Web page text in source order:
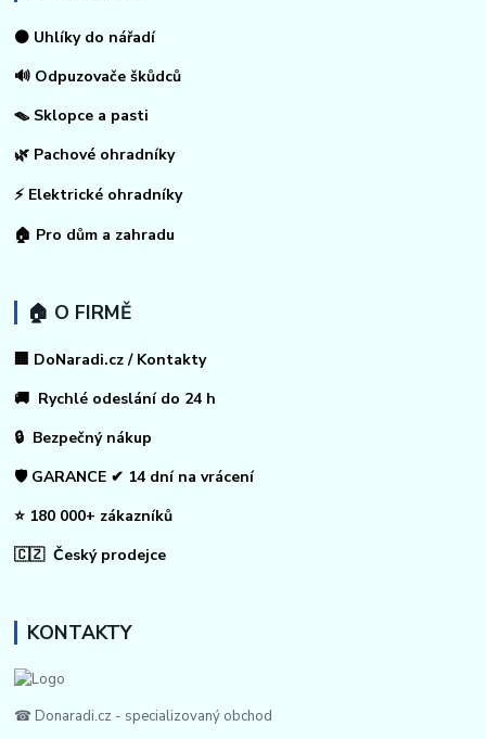
⚫ Uhlíky do nářadí
🔊 Odpuzovače škůdců
🪤 Sklopce a pasti
🌿 Pachové ohradníky
⚡ Elektrické ohradníky
🏠 Pro dům a zahradu
🏠 O FIRMĚ
🏢 DoNaradi.cz / Kontakty
🚚 Rychlé odeslání do 24 h
🔒 Bezpečný nákup
🛡️ GARANCE ✔ 14 dní na vrácení
⭐ 180 000+ zákazníků
🇨🇿 Český prodejce
KONTAKTY
☎ Donaradi.cz - specializovaný obchod